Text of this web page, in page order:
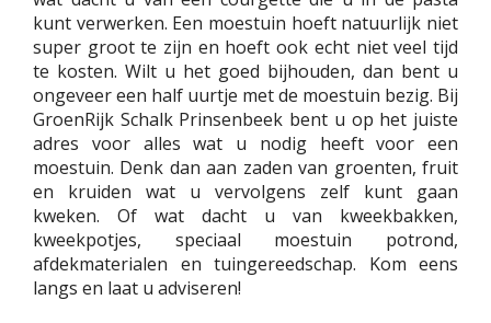
kunt verwerken. Een moestuin hoeft natuurlijk niet
super groot te zijn en hoeft ook echt niet veel tijd
te kosten. Wilt u het goed bijhouden, dan bent u
ongeveer een half uurtje met de moestuin bezig. Bij
GroenRijk Schalk Prinsenbeek bent u op het juiste
adres voor alles wat u nodig heeft voor een
moestuin. Denk dan aan zaden van groenten, fruit
en kruiden wat u vervolgens zelf kunt gaan
kweken. Of wat dacht u van kweekbakken,
kweekpotjes, speciaal moestuin potrond,
afdekmaterialen en tuingereedschap. Kom eens
langs en laat u adviseren!